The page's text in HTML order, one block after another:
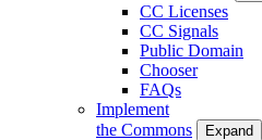
CC Licenses
CC Signals
Public Domain
Chooser
FAQs
Implement
the Commons
Expand